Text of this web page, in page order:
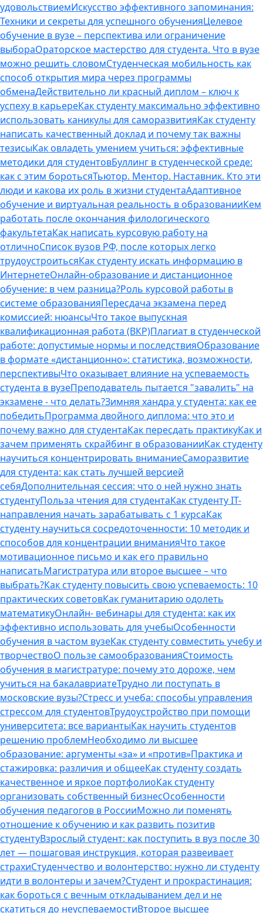
удовольствиемИскусство эффективного запоминания:
Техники и секреты для успешного обученияЦелевое
обучение в вузе – перспектива или ограничение
выбораОраторское мастерство для студента. Что в вузе
можно решить словомСтуденческая мобильность как
способ открытия мира через программы
обменаДействительно ли красный диплом – ключ к
успеху в карьереКак студенту максимально эффективно
использовать каникулы для саморазвитияКак студенту
написать качественный доклад и почему так важны
тезисыКак овладеть умением учиться: эффективные
методики для студентовБуллинг в студенческой среде:
как с этим боротьсяТьютор. Ментор. Наставник. Кто эти
люди и какова их роль в жизни студентаАдаптивное
обучение и виртуальная реальность в образованииКем
работать после окончания филологического
факультетаКак написать курсовую работу на
отличноСписок вузов РФ, после которых легко
трудоустроитьсяКак студенту искать информацию в
ИнтернетеОнлайн-образование и дистанционное
обучение: в чем разница?Роль курсовой работы в
системе образованияПересдача экзамена перед
комиссией: нюансыЧто такое выпускная
квалификационная работа (ВКР)Плагиат в студенческой
работе: допустимые нормы и последствияОбразование
в формате «дистанционно»: статистика, возможности,
перспективыЧто оказывает влияние на успеваемость
студента в вузеПреподаватель пытается "завалить" на
экзамене - что делать?Зимняя хандра у студента: как ее
победитьПрограмма двойного диплома: что это и
почему важно для студентаКак пересдать практикуКак и
зачем применять скрайбинг в образованииКак студенту
научиться концентрировать вниманиеСаморазвитие
для студента: как стать лучшей версией
себяДополнительная сессия: что о ней нужно знать
студентуПольза чтения для студентаКак студенту IT-
направления начать зарабатывать с 1 курсаКак
студенту научиться сосредоточенности: 10 методик и
способов для концентрации вниманияЧто такое
мотивационное письмо и как его правильно
написатьМагистратура или второе высшее – что
выбрать?Как студенту повысить свою успеваемость: 10
практических советовКак гуманитарию одолеть
математикуОнлайн- вебинары для студента: как их
эффективно использовать для учебыОсобенности
обучения в частом вузеКак студенту совместить учебу и
творчествоО пользе самообразованияСтоимость
обучения в магистратуре: почему это дороже, чем
учиться на бакалавриатеТрудно ли поступать в
московские вузы?Стресс и учеба: способы управления
стрессом для студентовТрудоустройство при помощи
университета: все вариантыКак научить студентов
решению проблемНеобходимо ли высшее
образование: аргументы «за» и «против»Практика и
стажировка: различия и общееКак студенту создать
качественное и яркое портфолиоКак студенту
организовать собственный бизнесОсобенности
обучения педагогов в РоссииМожно ли поменять
отношение к обучению и как развить позитив
студентуВзрослый студент: как поступить в вуз после 30
лет — пошаговая инструкция, которая развеивает
страхиСтуденчество и волонтерство: нужно ли cтуденту
идти в волонтеры и зачем?Студент и прокрастинация:
как бороться с вечным откладыванием дел и не
скатиться до неуспеваемостиВторое высшее